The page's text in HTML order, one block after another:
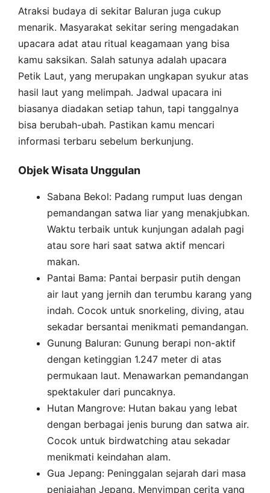
Atraksi budaya di sekitar Baluran juga cukup
menarik. Masyarakat sekitar sering mengadakan
upacara adat atau ritual keagamaan yang bisa
kamu saksikan. Salah satunya adalah upacara
Petik Laut, yang merupakan ungkapan syukur atas
hasil laut yang melimpah. Jadwal upacara ini
biasanya diadakan setiap tahun, tapi tanggalnya
bisa berubah-ubah. Pastikan kamu mencari
informasi terbaru sebelum berkunjung.
Objek Wisata Unggulan
Sabana Bekol: Padang rumput luas dengan
pemandangan satwa liar yang menakjubkan.
Waktu terbaik untuk kunjungan adalah pagi
atau sore hari saat satwa aktif mencari
makan.
Pantai Bama: Pantai berpasir putih dengan
air laut yang jernih dan terumbu karang yang
indah. Cocok untuk snorkeling, diving, atau
sekadar bersantai menikmati pemandangan.
Gunung Baluran: Gunung berapi non-aktif
dengan ketinggian 1.247 meter di atas
permukaan laut. Menawarkan pemandangan
spektakuler dari puncaknya.
Hutan Mangrove: Hutan bakau yang lebat
dengan berbagai jenis burung dan satwa air.
Cocok untuk birdwatching atau sekadar
menikmati keindahan alam.
Gua Jepang: Peninggalan sejarah dari masa
penjajahan Jepang. Menyimpan cerita yang